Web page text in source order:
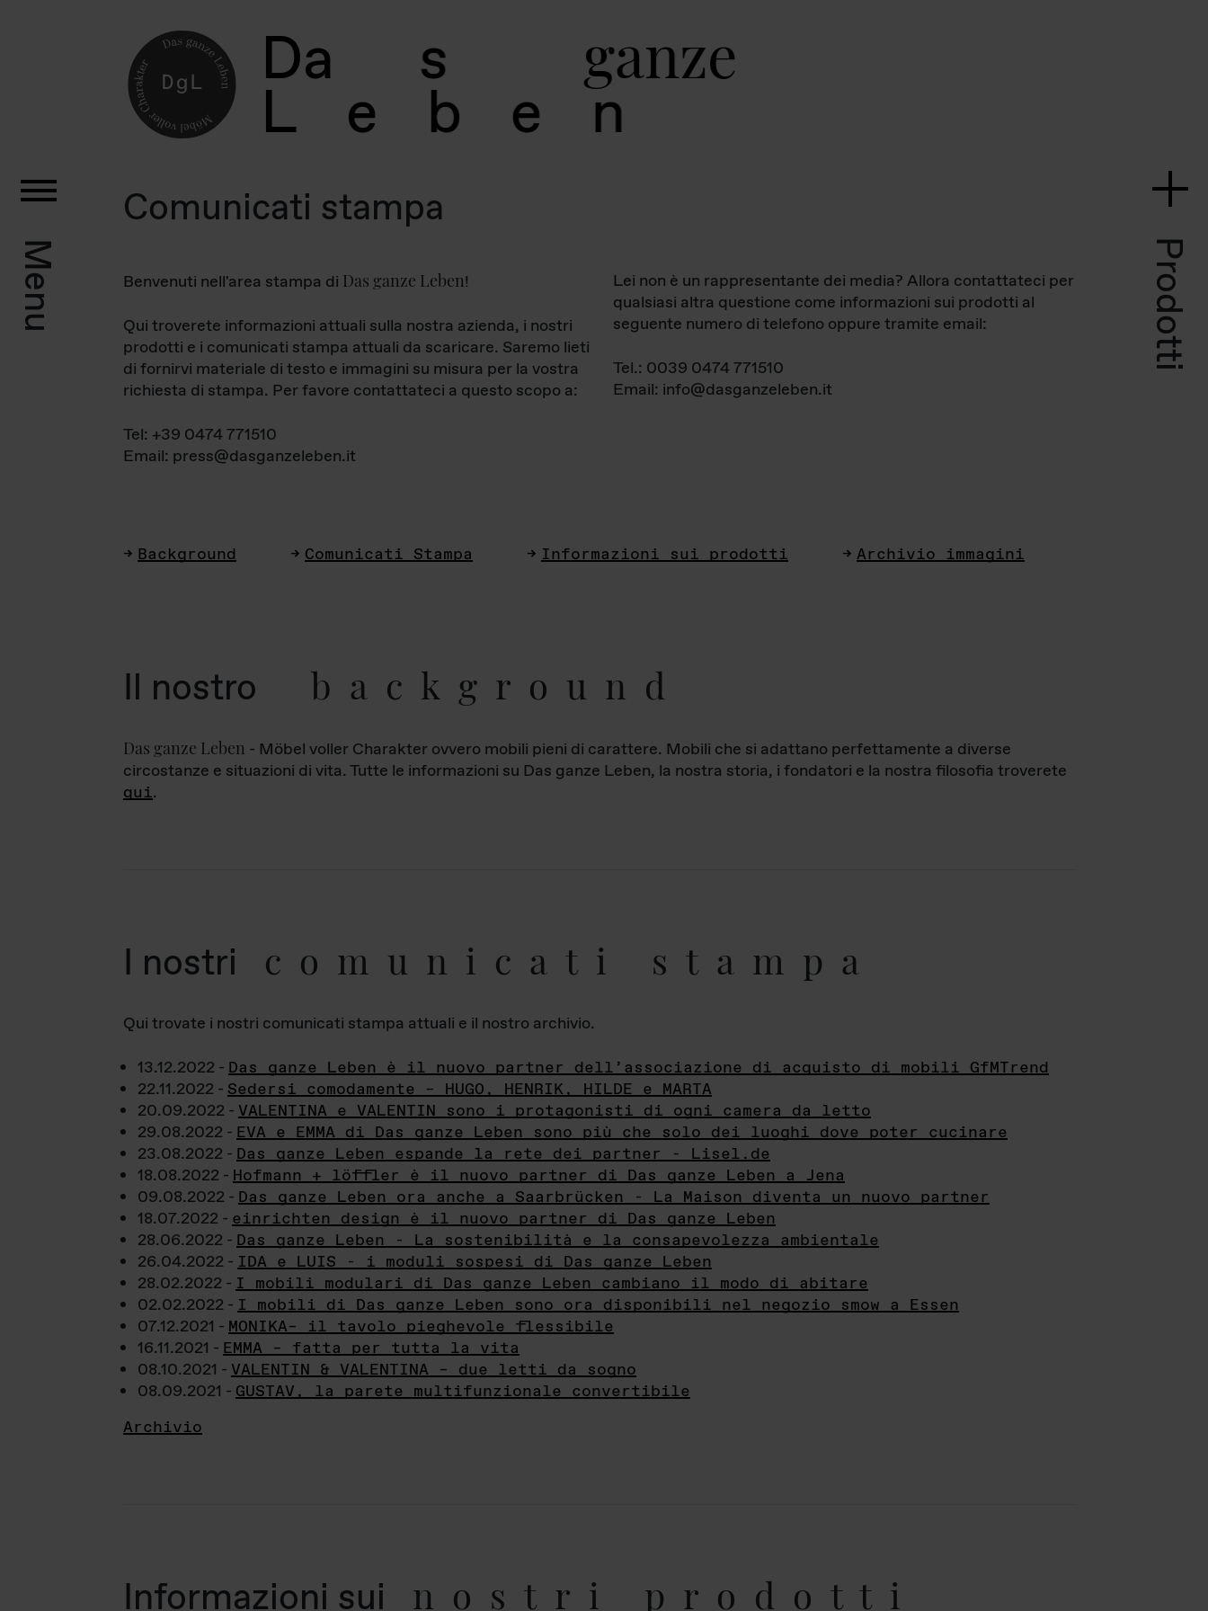
Da s ganz
L e b e
Menu Prodotti
Comunicati stampa
Benvenuti nell'area stampa di Das ganze Leben!
Qui troverete informazioni attuali sulla nostra azienda, i nostri
prodotti e i comunicati stampa attuali da scaricare. Saremo lieti
di fornirvi materiale di testo e immagini su misura per la vostra
richiesta di stampa. Per favore contattateci a questo scopo a:
Tel: +39 0474 771510
Email: press@dasganzeleben.it
Lei non è un rappresentante dei media? Allora contattateci per
qualsiasi altra questione come informazioni sui prodotti al
seguente numero di telefono oppure tramite email:
Tel.: 0039 0474 771510
Email: info@dasganzeleben.it
Background Comunicati Stampa Informazioni sui prodotti Archivio immagini
Il nostro background
Das ganze Leben - Möbel voller Charakter ovvero mobili pieni di carattere. Mobili che si adattano perfettamente a diverse
circostanze e situazioni di vita. Tutte le informazioni su Das ganze Leben, la nostra storia, i fondatori e la nostra filosofia troverete
qui.
I nostri comunicati stampa
Qui trovate i nostri comunicati stampa attuali e il nostro archivio.
13.12.2022 - Das ganze Leben è il nuovo partner dell’associazione di acquisto di mobili GfMTrend
22.11.2022 - Sedersi comodamente – HUGO, HENRIK, HILDE e MARTA
20.09.2022 - VALENTINA e VALENTIN sono i protagonisti di ogni camera da letto
29.08.2022 - EVA e EMMA di Das ganze Leben sono più che solo dei luoghi dove poter cucinare
23.08.2022 - Das ganze Leben espande la rete dei partner - Lisel.de
18.08.2022 - Hofmann + löffler è il nuovo partner di Das ganze Leben a Jena
09.08.2022 - Das ganze Leben ora anche a Saarbrücken - La Maison diventa un nuovo partner
18.07.2022 - einrichten design è il nuovo partner di Das ganze Leben
28.06.2022 - Das ganze Leben - La sostenibilità e la consapevolezza ambientale
26.04.2022 - IDA e LUIS - i moduli sospesi di Das ganze Leben
28.02.2022 - I mobili modulari di Das ganze Leben cambiano il modo di abitare
02.02.2022 - I mobili di Das ganze Leben sono ora disponibili nel negozio smow a Essen
07.12.2021 - MONIKA– il tavolo pieghevole flessibile
16.11.2021 - EMMA – fatta per tutta la vita
08.10.2021 - VALENTIN & VALENTINA – due letti da sogno
08.09.2021 - GUSTAV, la parete multifunzionale convertibile
Archivio
Informazioni sui nostri prodotti